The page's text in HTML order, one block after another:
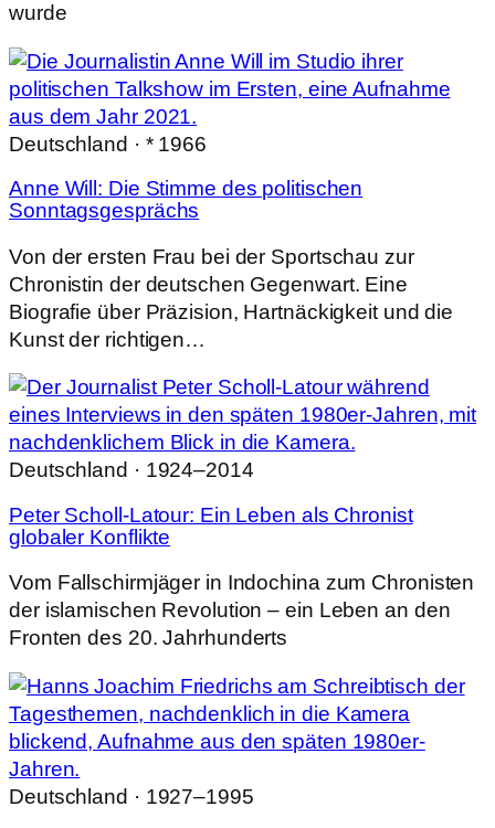
wurde
Deutschland · * 1966
Anne Will: Die Stimme des politischen
Sonntagsgesprächs
Von der ersten Frau bei der Sportschau zur
Chronistin der deutschen Gegenwart. Eine
Biografie über Präzision, Hartnäckigkeit und die
Kunst der richtigen…
Deutschland · 1924–2014
Peter Scholl-Latour: Ein Leben als Chronist
globaler Konflikte
Vom Fallschirmjäger in Indochina zum Chronisten
der islamischen Revolution – ein Leben an den
Fronten des 20. Jahrhunderts
Deutschland · 1927–1995